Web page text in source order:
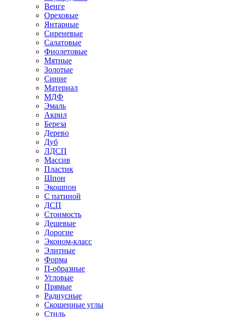
Венге
Ореховые
Янтарные
Сиреневые
Салатовые
Фиолетовые
Мятные
Золотые
Синие
Материал
МДФ
Эмаль
Акрил
Береза
Дерево
Дуб
ЛДСП
Массив
Пластик
Шпон
Экошпон
С патиной
ДСП
Стоимость
Дешевые
Дорогие
Эконом-класс
Элитные
Форма
П-образные
Угловые
Прямые
Радиусные
Скошенные углы
Стиль